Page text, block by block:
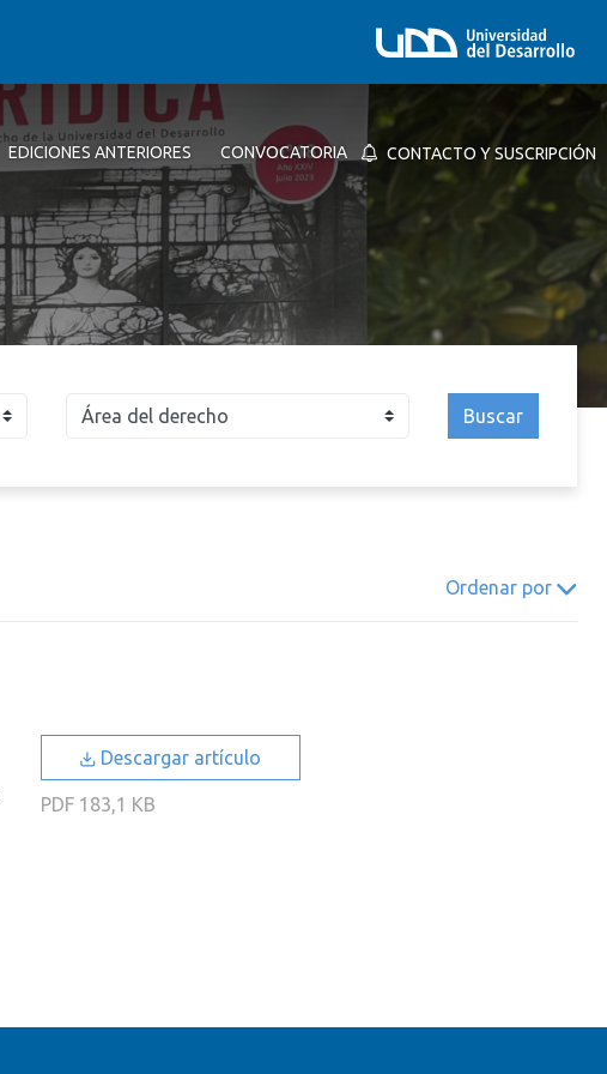
EDICIONES ANTERIORES CONVOCATORIA CONTACTO Y SUSCRIPCIÓN
2006 2005 2004 2003
2002 2001 2000
Buscar
Ordenar por
Descargar artículo
PDF183,1 KB